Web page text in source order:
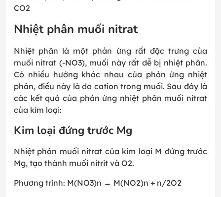
CO2
Nhiệt phân muối nitrat
Nhiệt phân là một phản ứng rất đặc trưng của
muối nitrat (-NO3), muối này rất dễ bị nhiệt phân.
Có nhiều hướng khác nhau của phản ứng nhiệt
phân, điều này là do cation trong muối. Sau đây là
các kết quả của phản ứng nhiệt phân muối nitrat
của kim loại:
Kim loại đứng trước Mg
Nhiệt phân muối nitrat của kim loại M đứng trước
Mg, tạo thành muối nitrit và O2.
Phương trình: M(NO3)n → M(NO2)n + n/2O2